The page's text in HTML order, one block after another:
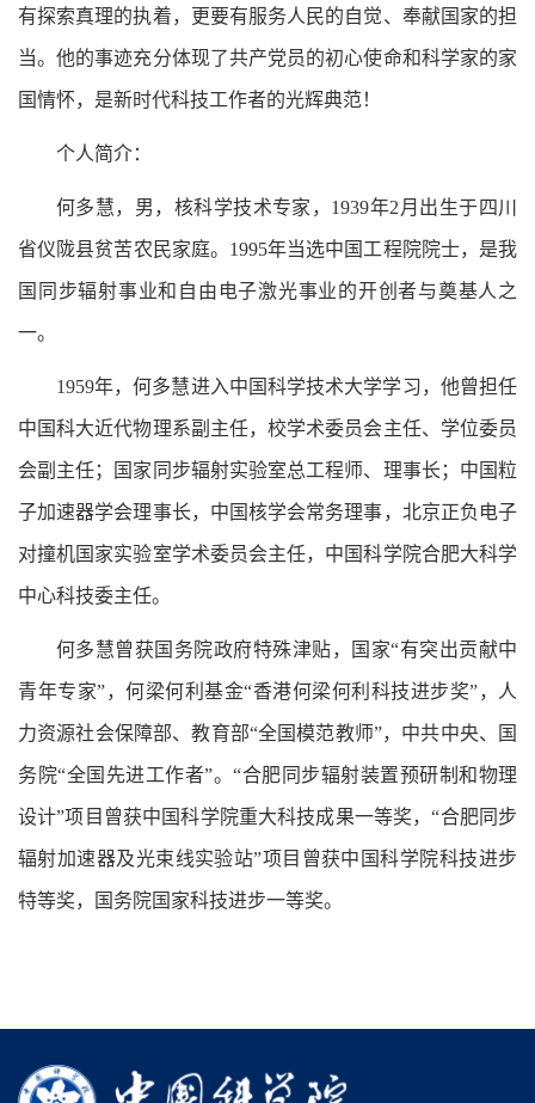
有探索真理的执着，更要有服务人民的自觉、奉献国家的担
当。他的事迹充分体现了共产党员的初心使命和科学家的家
国情怀，是新时代科技工作者的光辉典范！
个人简介：
何多慧，男，核科学技术专家，1939年2月出生于四川
省仪陇县贫苦农民家庭。1995年当选中国工程院院士，是我
国同步辐射事业和自由电子激光事业的开创者与奠基人之
一。
1959年，何多慧进入中国科学技术大学学习，他曾担任
中国科大近代物理系副主任，校学术委员会主任、学位委员
会副主任；国家同步辐射实验室总工程师、理事长；中国粒
子加速器学会理事长，中国核学会常务理事，北京正负电子
对撞机国家实验室学术委员会主任，中国科学院合肥大科学
中心科技委主任。
何多慧曾获国务院政府特殊津贴，国家“有突出贡献中
青年专家”，何梁何利基金“香港何梁何利科技进步奖”，人
力资源社会保障部、教育部“全国模范教师”，中共中央、国
务院“全国先进工作者”。“合肥同步辐射装置预研制和物理
设计”项目曾获中国科学院重大科技成果一等奖，“合肥同步
辐射加速器及光束线实验站”项目曾获中国科学院科技进步
特等奖，国务院国家科技进步一等奖。